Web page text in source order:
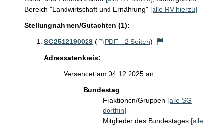
Bereich "Landwirtschaft und Ernährung" [alle RV hierzu]
Stellungnahmen/Gutachten (1):
SG2512190028 ( PDF - 2 Seiten)
Adressatenkreis:
Versendet am 04.12.2025 an:
Bundestag
Fraktionen/Gruppen [alle SG
dorthin]
Mitglieder des Bundestages [alle